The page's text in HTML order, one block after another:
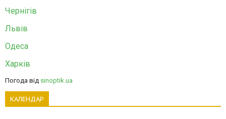
Чернігів
Львів
Одеса
Харків
Погода від sinoptik.ua
КАЛЕНДАР